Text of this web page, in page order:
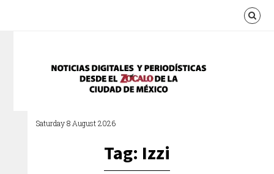
Saturday 8 August 2026
Tag: Izzi